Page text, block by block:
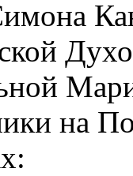
на